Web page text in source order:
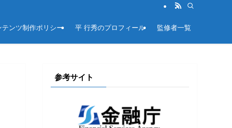
テンツ制作ポリシー 平 行秀のプロフィール 監修者一覧
参考サイト